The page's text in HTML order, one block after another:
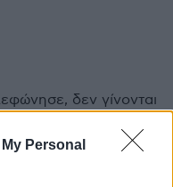
Personal
δεν γίνονται